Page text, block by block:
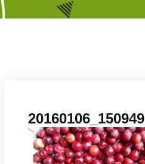
20160106_150949